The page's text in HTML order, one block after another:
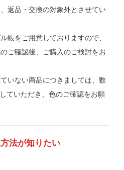
返品・交換の対象外とさせてい
帳をご用意しておりますので、
ご確認後、ご購入のご検討をお
いない商品につきましては、数
ていただき、色のご確認をお願
法が知りたい